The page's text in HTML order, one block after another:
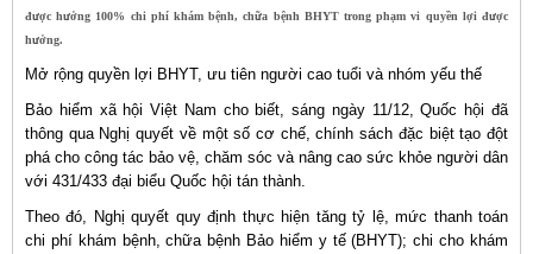
được hưởng 100% chi phí khám bệnh, chữa bệnh BHYT trong phạm vi quyền lợi được
hưởng.
Mở rộng quyền lợi BHYT, ưu tiên người cao tuổi và nhóm yếu thế
Bảo hiểm xã hội Việt Nam cho biết, sáng ngày 11/12, Quốc hội đã
thông qua Nghị quyết về một số cơ chế, chính sách đặc biệt tạo đột
phá cho công tác bảo vệ, chăm sóc và nâng cao sức khỏe người dân
với 431/433 đại biểu Quốc hội tán thành.
Theo đó, Nghị quyết quy định thực hiện tăng tỷ lệ, mức thanh toán
chi phí khám bệnh, chữa bệnh Bảo hiểm y tế (BHYT); chi cho khám